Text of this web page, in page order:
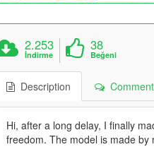
2.253
İndirme
38
Beğeni
Description
Hi, after a long delay, I finally
freedom. The model is made by